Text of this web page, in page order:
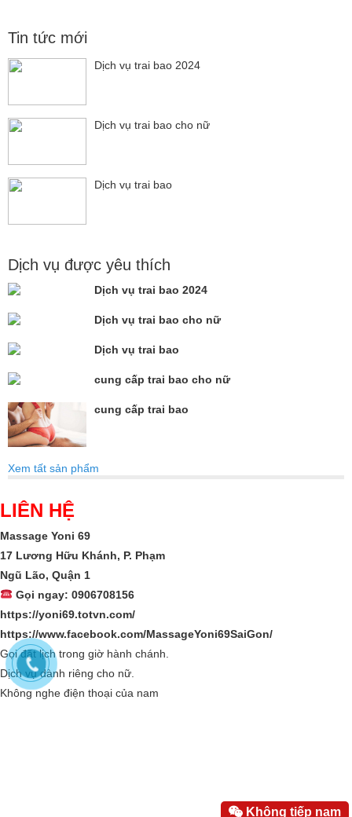
Tin tức mới
Dịch vụ trai bao 2024
Dịch vụ trai bao cho nữ
Dịch vụ trai bao
Dịch vụ được yêu thích
Dịch vụ trai bao 2024
Dịch vụ trai bao cho nữ
Dịch vụ trai bao
cung cấp trai bao cho nữ
cung cấp trai bao
Xem tất sản phẩm
LIÊN HỆ
Massage Yoni 69
17 Lương Hữu Khánh, P. Phạm
Ngũ Lão, Quận 1
Gọi ngay: 0906708156
https://yoni69.totvn.com/
https://www.facebook.com/MassageYoni69SaiGon/
Gọi đặt lịch trong giờ hành chánh.
Dịch vụ dành riêng cho nữ.
Không nghe điện thoại của nam
Không tiếp nam